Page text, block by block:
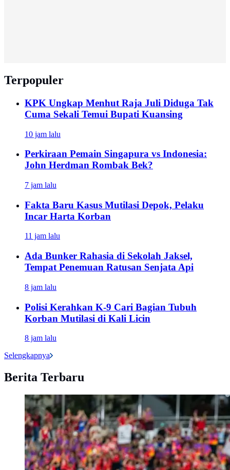
Terpopuler
KPK Ungkap Menhut Raja Juli Diduga Tak
Cuma Sekali Temui Bupati Kuansing
10 jam lalu
Perkiraan Pemain Singapura vs Indonesia:
John Herdman Rombak Bek?
7 jam lalu
Fakta Baru Kasus Mutilasi Depok, Pelaku
Incar Harta Korban
11 jam lalu
Ada Bunker Rahasia di Sekolah Jaksel,
Tempat Penemuan Ratusan Senjata Api
8 jam lalu
Polisi Kerahkan K-9 Cari Bagian Tubuh
Korban Mutilasi di Kali Licin
8 jam lalu
Selengkapnya
Berita Terbaru